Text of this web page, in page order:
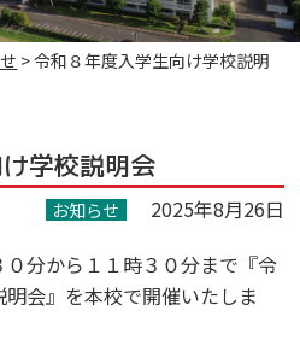
>令和８年度入学生向け学校説明
学校説明会
お知らせ
2025年8月26日
分から１１時３０分まで『令
会』を本校で開催いたしま